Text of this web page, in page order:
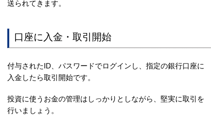
送られてきます。
口座に入金・取引開始
付与されたID、パスワードでログインし、指定の銀行口座に
入金したら取引開始です。
投資に使うお金の管理はしっかりとしながら、堅実に取引を
行いましょう。